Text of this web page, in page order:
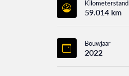
Kilometerstand
59.014 km
Bouwjaar
2022